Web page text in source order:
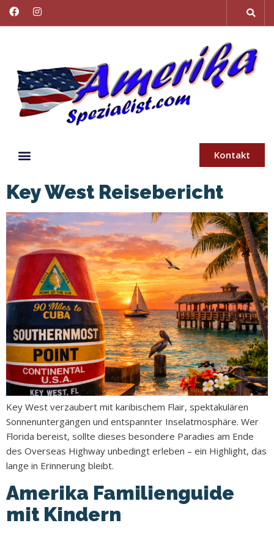
Kontakt
Key West Reisebericht
Key West verzaubert mit karibischem Flair, spektakulären
Sonnenuntergängen und entspannter Inselatmosphäre. Wer
Florida bereist, sollte dieses besondere Paradies am Ende
des Overseas Highway unbedingt erleben – ein Highlight, das
lange in Erinnerung bleibt.
Amerika Familienguide
mit Kindern